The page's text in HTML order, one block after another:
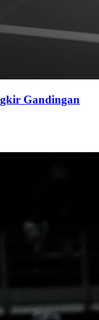
Gandingan